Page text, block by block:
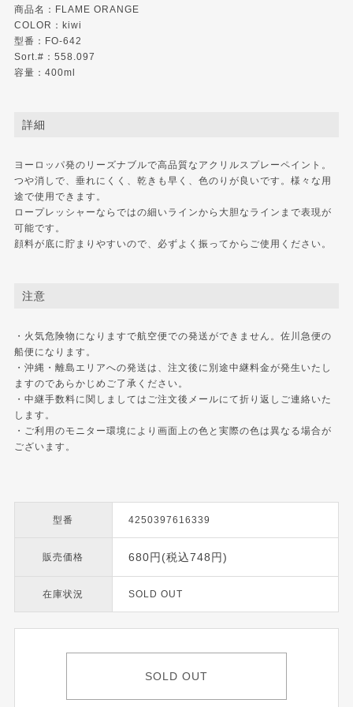
商品名：FLAME ORANGE
COLOR：kiwi
型番：FO-642
Sort.#：558.097
容量：400ml
詳細
ヨーロッパ発のリーズナブルで高品質なアクリルスプレーペイント。
つや消しで、垂れにくく、乾きも早く、色のりが良いです。様々な用
途で使用できます。
ロープレッシャーならではの細いラインから大胆なラインまで表現が
可能です。
顔料が底に貯まりやすいので、必ずよく振ってからご使用ください。
注意
・火気危険物になりますで航空便での発送ができません。佐川急便の
船便になります。
・沖縄・離島エリアへの発送は、注文後に別途中継料金が発生いたし
ますのであらかじめご了承ください。
・中継手数料に関しましてはご注文後メールにて折り返しご連絡いた
します。
・ご利用のモニター環境により画面上の色と実際の色は異なる場合が
ございます。
型番 4250397616339
販売価格 680円(税込748円)
在庫状況 SOLD OUT
SOLD OUT